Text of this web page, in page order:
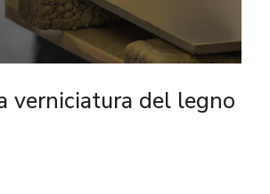
verniciatura del legno